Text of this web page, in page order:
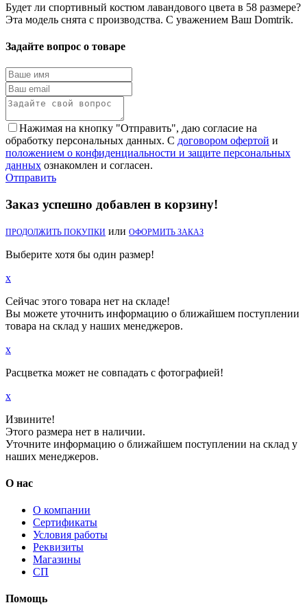
Будет ли спортивный костюм лавандового цвета в 58 размере?
Эта модель снята с производства. С уважением Ваш Domtrik.
Задайте вопрос о товаре
Нажимая на кнопку "Отправить", даю согласие на
обработку персональных данных. С договором офертой и
положением о конфиденциальности и защите персональных
данных ознакомлен и согласен.
Отправить
Заказ успешно добавлен в корзину!
ПРОДОЛЖИТЬ ПОКУПКИ или ОФОРМИТЬ ЗАКАЗ
Выберите хотя бы один размер!
x
Сейчас этого товара нет на складе!
Вы можете уточнить информацию о ближайшем поступлении
товара на склад у наших менеджеров.
x
Расцветка может не совпадать с фотографией!
x
Извините!
Этого размера нет в наличии.
Уточните информацию о ближайшем поступлении на склад у
наших менеджеров.
О нас
О компании
Сертификаты
Условия работы
Реквизиты
Магазины
СП
Помощь